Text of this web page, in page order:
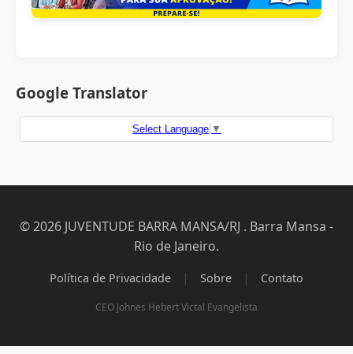
Google Translator
Select Language ▼
© 2026 JUVENTUDE BARRA MANSA/RJ . Barra Mansa -
Rio de Janeiro.
Política de Privacidade | Sobre | Contato
CEO Johnes Hebert Victal Evangelista